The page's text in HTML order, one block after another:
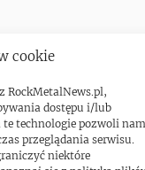
cookie
RockMetalNews.pl,
dostępu i/lub
technologie pozwoli nam
przeglądania serwisu.
niektóre